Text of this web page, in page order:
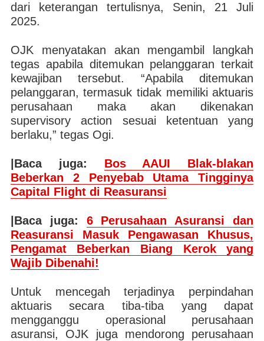
dari keterangan tertulisnya, Senin, 21 Juli
2025.
OJK menyatakan akan mengambil langkah
tegas apabila ditemukan pelanggaran terkait
kewajiban tersebut. “Apabila ditemukan
pelanggaran, termasuk tidak memiliki aktuaris
perusahaan maka akan dikenakan
supervisory action sesuai ketentuan yang
berlaku,” tegas Ogi.
|Baca juga: Bos AAUI Blak-blakan
Beberkan 2 Penyebab Utama Tingginya
Capital Flight di Reasuransi
|Baca juga: 6 Perusahaan Asuransi dan
Reasuransi Masuk Pengawasan Khusus,
Pengamat Beberkan Biang Kerok yang
Wajib Dibenahi!
Untuk mencegah terjadinya perpindahan
aktuaris secara tiba-tiba yang dapat
mengganggu operasional perusahaan
asuransi, OJK juga mendorong perusahaan